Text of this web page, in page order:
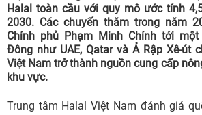
Halal toàn cầu với quy mô ước tính
2030. Các chuyến thăm trong năm
Chính phủ Phạm Minh Chính tới
Đông như UAE, Qatar và Ả Rập Xê-út
Việt Nam trở thành nguồn cung cấp
khu vực.
Trung tâm Halal Việt Nam đánh giá